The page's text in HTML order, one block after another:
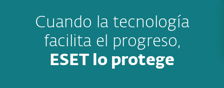
Cuando la tecnología
facilita el progreso,
ESET lo protege